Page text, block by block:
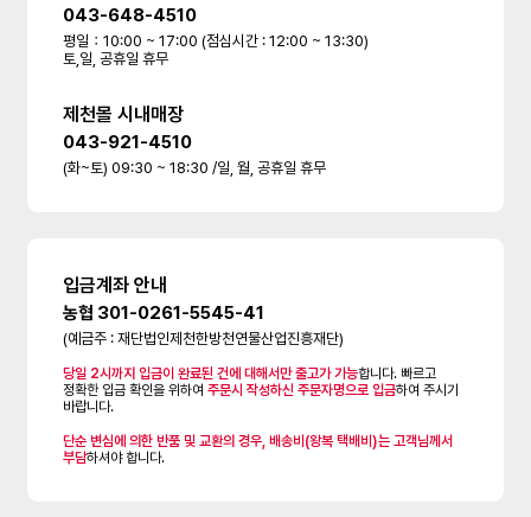
043-648-4510
평일：10:00 ~ 17:00 (점심시간 : 12:00 ~ 13:30)
토,일, 공휴일 휴무
제천몰 시내매장
043-921-4510
(화~토) 09:30 ~ 18:30 /일, 월, 공휴일 휴무
입금계좌 안내
농협 301-0261-5545-41
(예금주 : 재단법인제천한방천연물산업진흥재단)
당일 2시까지 입금이 완료된 건에 대해서만 출고가 가능합니다. 빠르고
정확한 입금 확인을 위하여주문시 작성하신 주문자명으로 입금하여 주시기
바랍니다.
단순 변심에 의한 반품 및 교환의 경우, 배송비(왕복 택배비)는 고객님께서
부담하셔야 합니다.